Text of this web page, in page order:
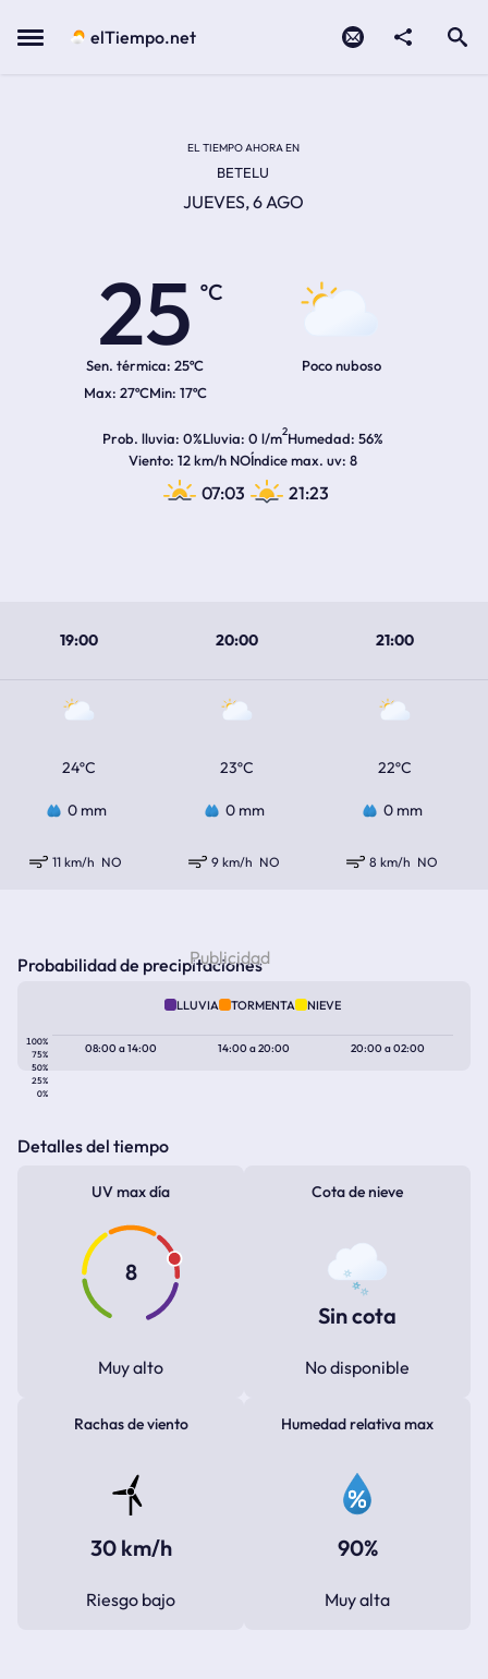
Menu elTiempo.net
EL TIEMPO AHORA EN
BETELU
JUEVES, 6 AGO
25
ºC
Sen. térmica: 25ºC
27ºC 17ºC
Poco nuboso
Prob. lluvia 0%Lluvia 0 l/m2Humedad 56%
Viento 12 km/h NOÍndice max. uv 8
07:03 21:23
19:00 20:00 21:00
24ºC 23ºC 22ºC
0 mm 0 mm 0 mm
11 km/h NO 9 km/h NO 8 km/h NO
Probabilidad de precipitaciones
LLUVIA TORMENTA NIEVE
100%
75%
50%
25%
0%
08:00a14:00 14:00a20:00 20:00a02:00
Detalles del tiempo
UV max día
8
Muy alto
Cota de nieve
Sin cota
No disponible
Rachas de viento
30 km/h
Riesgo bajo
Humedad relativa max
90%
Muy alta